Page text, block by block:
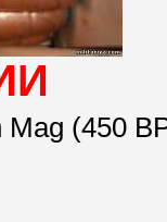
(450